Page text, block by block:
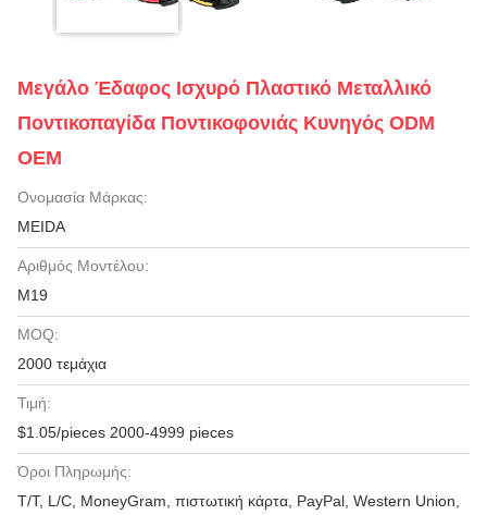
Μεγάλο Έδαφος Ισχυρό Πλαστικό Μεταλλικό
Ποντικοπαγίδα Ποντικοφονιάς Κυνηγός ODM
OEM
Ονομασία Μάρκας:
MEIDA
Αριθμός Μοντέλου:
M19
MOQ:
2000 τεμάχια
Τιμή:
$1.05/pieces 2000-4999 pieces
Όροι Πληρωμής:
Τ/Τ, L/C, MoneyGram, πιστωτική κάρτα, PayPal, Western Union,